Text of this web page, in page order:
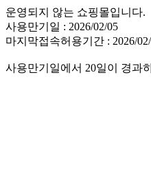
운영되지 않는 쇼핑몰입니다.
사용만기일 : 2026/02/05
마지막접속허용기간 : 2026/
사용만기일에서 20일이 경과